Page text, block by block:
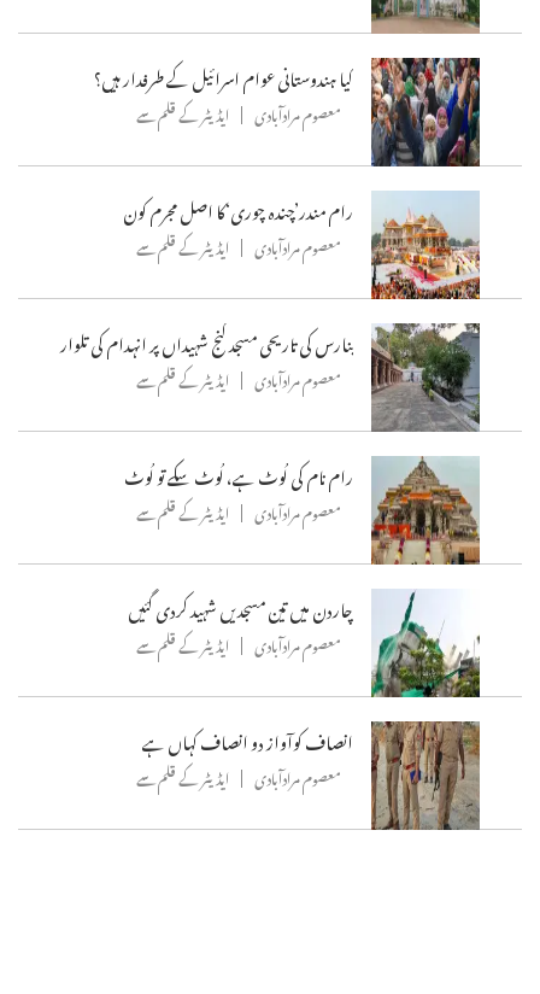
کیا ہندوستانی عوام اسرائیل کے طرفدار ہیں؟
معصوم مرادآبادی ایڈیٹر کے قلم سے
رام مندر’چندہ چوری‘کا اصل مجرم کون
معصوم مرادآبادی ایڈیٹر کے قلم سے
بنارس کی تاریحی مسجد گنج شہیداں پر انہدام کی تلوار
معصوم مرادآبادی ایڈیٹر کے قلم سے
رام نام کی لُوٹ ہے، لُوٹ سکے تو لُوٹ
معصوم مرادآبادی ایڈیٹر کے قلم سے
چاردن میں تین مسجدیں شہید کردی گئیں
معصوم مرادآبادی ایڈیٹر کے قلم سے
انصاف کوآواز دو انصاف کہاں ہے
معصوم مرادآبادی ایڈیٹر کے قلم سے